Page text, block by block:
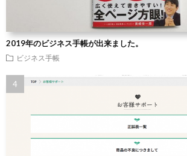
2019年のビジネス手帳が出来ました。
ビジネス手帳